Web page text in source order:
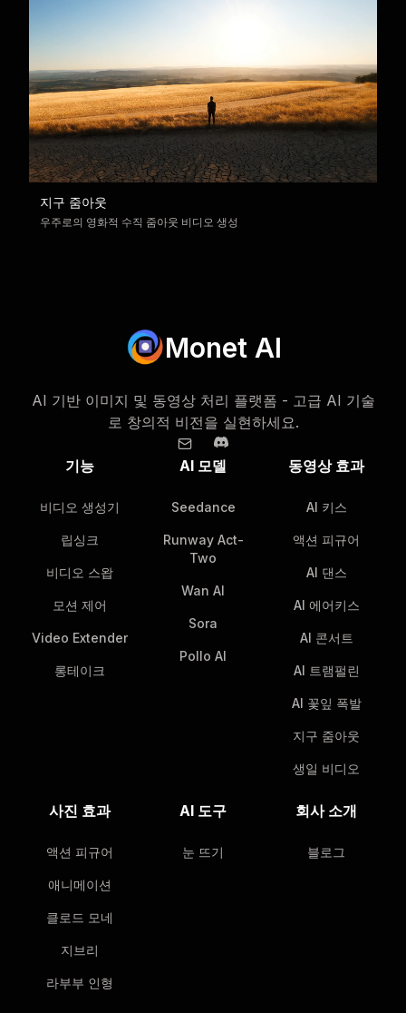
지구 줌아웃
우주로의 영화적 수직 줌아웃 비디오 생성
Monet AI
AI 기반 이미지 및 동영상 처리 플랫폼 - 고급 AI 기술
로 창의적 비전을 실현하세요.
기능
비디오 생성기
립싱크
비디오 스왑
모션 제어
Video Extender
롱테이크
AI 모델
Seedance
Runway Act-
Two
Wan AI
Sora
Pollo AI
동영상 효과
AI 키스
액션 피규어
AI 댄스
AI 에어키스
AI 콘서트
AI 트램펄린
AI 꽃잎 폭발
지구 줌아웃
생일 비디오
사진 효과
액션 피규어
애니메이션
클로드 모네
지브리
라부부 인형
AI 도구
눈 뜨기
회사 소개
블로그